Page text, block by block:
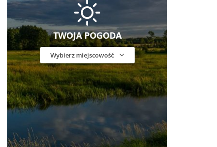
TWOJA POGODA
Wybierz miejscowość